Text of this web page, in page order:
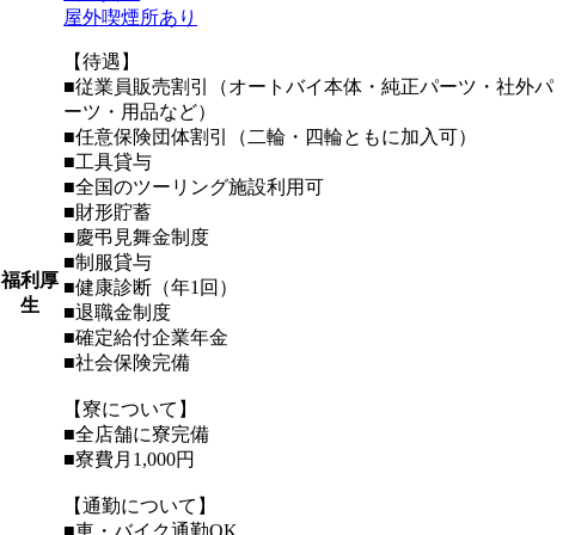
福利厚
生
屋外喫煙所あり
【待遇】
■従業員販売割引（オートバイ本体・純正パーツ・社外パ
ーツ・用品など）
■任意保険団体割引（二輪・四輪ともに加入可）
■工具貸与
■全国のツーリング施設利用可
■財形貯蓄
■慶弔見舞金制度
■制服貸与
■健康診断（年1回）
■退職金制度
■確定給付企業年金
■社会保険完備
【寮について】
■全店舗に寮完備
■寮費月1,000円
【通勤について】